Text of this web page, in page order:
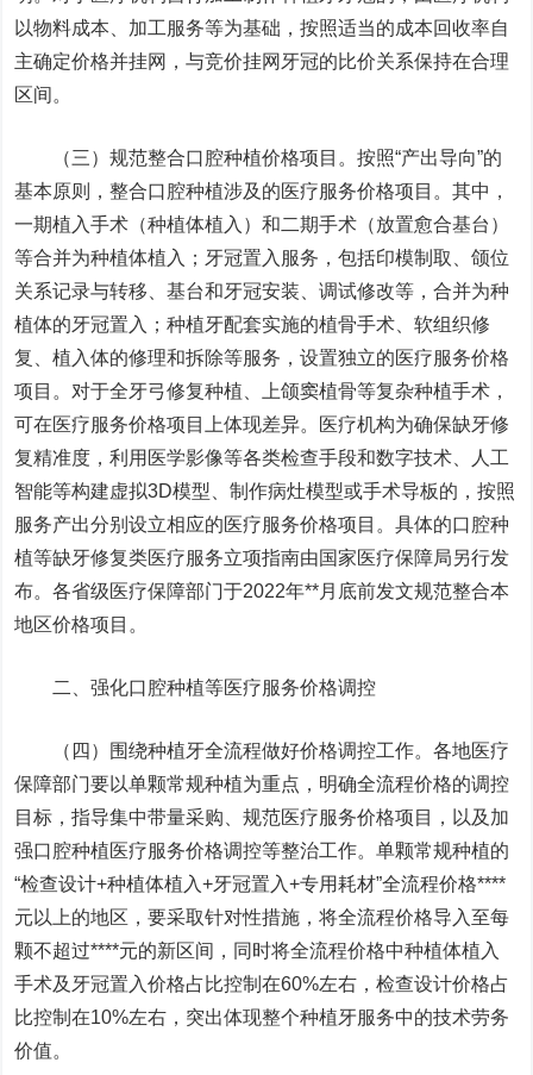
以物料成本、加工服务等为基础，按照适当的成本回收率自
主确定价格并挂网，与竞价挂网牙冠的比价关系保持在合理
区间。
（三）规范整合口腔种植价格项目。按照“产出导向”的
基本原则，整合口腔种植涉及的医疗服务价格项目。其中，
一期植入手术（种植体植入）和二期手术（放置愈合基台）
等合并为种植体植入；牙冠置入服务，包括印模制取、颌位
关系记录与转移、基台和牙冠安装、调试修改等，合并为种
植体的牙冠置入；种植牙配套实施的植骨手术、软组织修
复、植入体的修理和拆除等服务，设置独立的医疗服务价格
项目。对于全牙弓修复种植、上颌窦植骨等复杂种植手术，
可在医疗服务价格项目上体现差异。医疗机构为确保缺牙修
复精准度，利用医学影像等各类检查手段和数字技术、人工
智能等构建虚拟3D模型、制作病灶模型或手术导板的，按照
服务产出分别设立相应的医疗服务价格项目。具体的口腔种
植等缺牙修复类医疗服务立项指南由国家医疗保障局另行发
布。各省级医疗保障部门于2022年**月底前发文规范整合本
地区价格项目。
二、强化口腔种植等医疗服务价格调控
（四）围绕种植牙全流程做好价格调控工作。各地医疗
保障部门要以单颗常规种植为重点，明确全流程价格的调控
目标，指导集中带量采购、规范医疗服务价格项目，以及加
强口腔种植医疗服务价格调控等整治工作。单颗常规种植的
“检查设计+种植体植入+牙冠置入+专用耗材”全流程价格****
元以上的地区，要采取针对性措施，将全流程价格导入至每
颗不超过****元的新区间，同时将全流程价格中种植体植入
手术及牙冠置入价格占比控制在60%左右，检查设计价格占
比控制在10%左右，突出体现整个种植牙服务中的技术劳务
价值。